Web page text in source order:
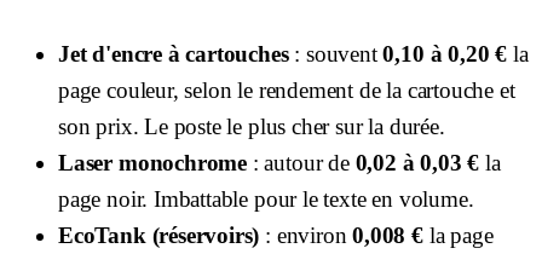
Jet d'encre à cartouches: souvent0,10 à 0,20 € la
page couleur, selon le rendement de la cartouche et
son prix. Le poste le plus cher sur la durée.
Laser monochrome : autour de 0,02 à 0,03 € la
page noir. Imbattable pour le texte en volume.
EcoTank (réservoirs) : environ0,008 €la page